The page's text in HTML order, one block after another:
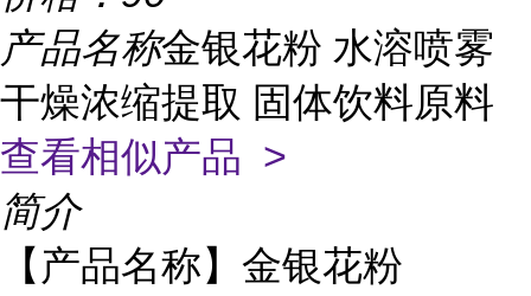
产品名称金银花粉 水溶喷雾
干燥浓缩提取 固体饮料原料
查看相似产品 >
简介
【产品名称】金银花粉